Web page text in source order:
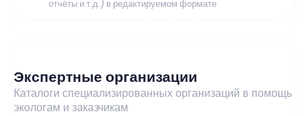
отчёты и т.д.) в редактируемом формате
Экспертные организации
Каталоги специализированных организаций в помощь
экологам и заказчикам